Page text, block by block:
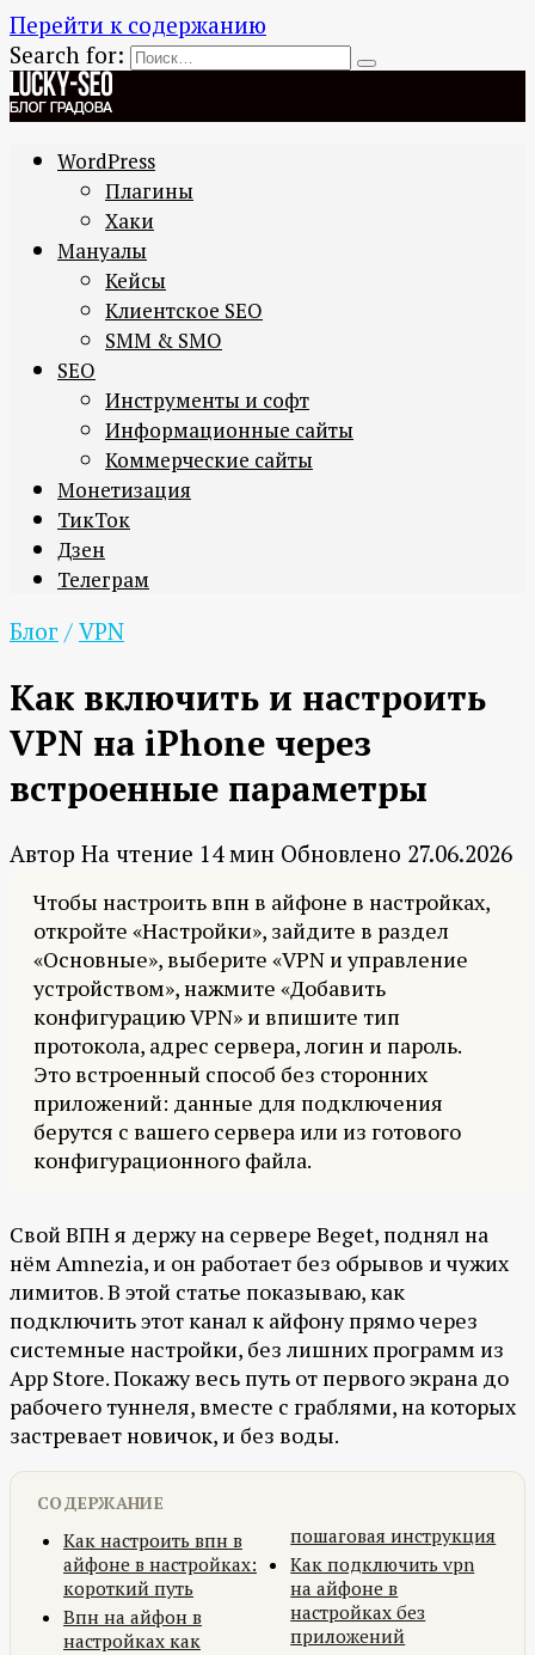
Перейти к содержанию
Search for:
WordPress
Плагины
Хаки
Мануалы
Кейсы
Клиентское SEO
SMM & SMO
SEO
Инструменты и софт
Информационные сайты
Коммерческие сайты
Монетизация
ТикТок
Дзен
Телеграм
Блог / VPN
Как включить и настроить
VPN на iPhone через
встроенные параметры
Автор На чтение 14 мин Обновлено 27.06.2026
Чтобы настроить впн в айфоне в настройках,
откройте «Настройки», зайдите в раздел
«Основные», выберите «VPN и управление
устройством», нажмите «Добавить
конфигурацию VPN» и впишите тип
протокола, адрес сервера, логин и пароль.
Это встроенный способ без сторонних
приложений: данные для подключения
берутся с вашего сервера или из готового
конфигурационного файла.
Свой ВПН я держу на сервере Beget, поднял на
нём Amnezia, и он работает без обрывов и чужих
лимитов. В этой статье показываю, как
подключить этот канал к айфону прямо через
системные настройки, без лишних программ из
App Store. Покажу весь путь от первого экрана до
рабочего туннеля, вместе с граблями, на которых
застревает новичок, и без воды.
СОДЕРЖАНИЕ
Как настроить впн в
айфоне в настройках:
короткий путь
Впн на айфон в
настройках как
пошаговая инструкция
Как подключить vpn
на айфоне в
настройках без
приложений